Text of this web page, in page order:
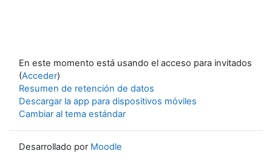
En este momento está usando el acceso para invitados
(Acceder)
Resumen de retención de datos
Descargar la app para dispositivos móviles
Cambiar al tema estándar
Desarrollado por Moodle